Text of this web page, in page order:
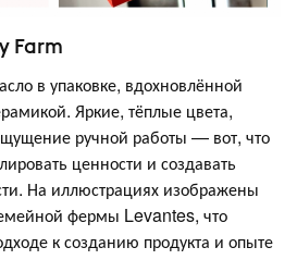
Farm
в упаковке, вдохновлённой
Яркие, тёплые цвета,
ручной работы — вот, что
ценности и создавать
На иллюстрациях изображены
фермы Levantes, что
к созданию продукта и опыте